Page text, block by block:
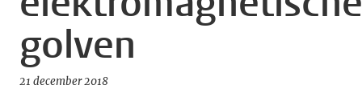
golven
21 december 2018